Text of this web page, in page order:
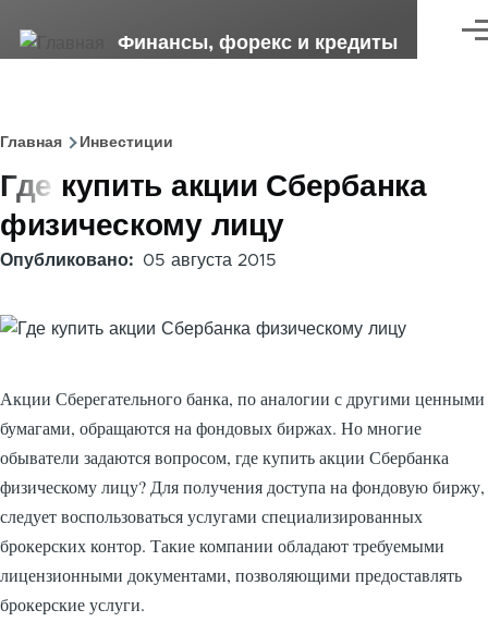
Финансы, форекс и кредиты
Строка
навигации
Главная Инвестиции
Где купить акции Сбербанка
физическому лицу
Опубликовано 05 августа 2015
Акции Сберегательного банка, по аналогии с другими ценными
бумагами, обращаются на фондовых биржах. Но многие
обыватели задаются вопросом, где купить акции Сбербанка
физическому лицу? Для получения доступа на фондовую биржу,
следует воспользоваться услугами специализированных
брокерских контор. Такие компании обладают требуемыми
лицензионными документами, позволяющими предоставлять
брокерские услуги.